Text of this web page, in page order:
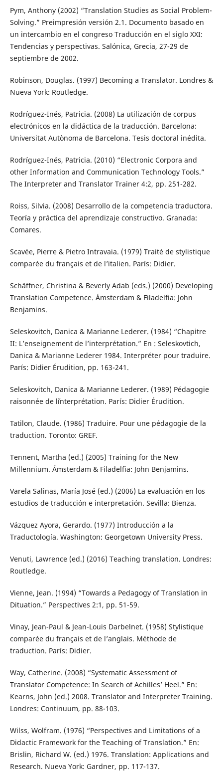
Pym, Anthony (2002) “Translation Studies as Social Problem-
Solving.” Preimpresión versión 2.1. Documento basado en
un intercambio en el congreso Traducción en el siglo XXI:
Tendencias y perspectivas. Salónica, Grecia, 27-29 de
septiembre de 2002.
Robinson, Douglas. (1997) Becoming a Translator. Londres &
Nueva York: Routledge.
Rodríguez-Inés, Patricia. (2008) La utilización de corpus
electrónicos en la didáctica de la traducción. Barcelona:
Universitat Autònoma de Barcelona. Tesis doctoral inédita.
Rodríguez-Inés, Patricia. (2010) “Electronic Corpora and
other Information and Communication Technology Tools.”
The Interpreter and Translator Trainer 4:2, pp. 251-282.
Roiss, Silvia. (2008) Desarrollo de la competencia traductora.
Teoría y práctica del aprendizaje constructivo. Granada:
Comares.
Scavée, Pierre & Pietro Intravaia. (1979) Traité de stylistique
comparée du français et de l’italien. París: Didier.
Schäffner, Christina & Beverly Adab (eds.) (2000) Developing
Translation Competence. Ámsterdam & Filadelfia: John
Benjamins.
Seleskovitch, Danica & Marianne Lederer. (1984) “Chapitre
II: L’enseignement de l’interprétation.” En : Seleskovtich,
Danica & Marianne Lederer 1984. Interpréter pour traduire.
París: Didier Érudition, pp. 163-241.
Seleskovitch, Danica & Marianne Lederer. (1989) Pédagogie
raisonnée de l´interprétation. París: Didier Érudition.
Tatilon, Claude. (1986) Traduire. Pour une pédagogie de la
traduction. Toronto: GREF.
Tennent, Martha (ed.) (2005) Training for the New
Millennium. Ámsterdam & Filadelfia: John Benjamins.
Varela Salinas, María José (ed.) (2006) La evaluación en los
estudios de traducción e interpretación. Sevilla: Bienza.
Vázquez Ayora, Gerardo. (1977) Introducción a la
Traductología. Washington: Georgetown University Press.
Venuti, Lawrence (ed.) (2016) Teaching translation. Londres:
Routledge.
Vienne, Jean. (1994) “Towards a Pedagogy of Translation in
Dituation.” Perspectives 2:1, pp. 51-59.
Vinay, Jean-Paul & Jean-Louis Darbelnet. (1958) Stylistique
comparée du français et de l’anglais. Méthode de
traduction. París: Didier.
Way, Catherine. (2008) “Systematic Assessment of
Translator Competence: In Search of Achilles’ Heel.” En:
Kearns, John (ed.) 2008. Translator and Interpreter Training.
Londres: Continuum, pp. 88-103.
Wilss, Wolfram. (1976) “Perspectives and Limitations of a
Didactic Framework for the Teaching of Translation.” En:
Brislin, Richard W. (ed.) 1976. Translation: Applications and
Research. Nueva York: Gardner, pp. 117-137.